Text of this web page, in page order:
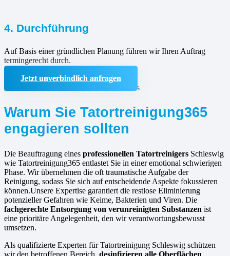
4. Durchführung
Auf Basis einer gründlichen Planung führen wir Ihren Auftrag
termingerecht durch.
Jetzt unverbindlich anfragen
Warum Sie Tatortreinigung365
engagieren sollten
Die Beauftragung eines professionellen Tatortreinigers Schleswig
wie Tatortreinigung365 entlastet Sie in einer emotional schwierigen
Phase. Wir übernehmen die oft traumatische Aufgabe der
Reinigung, sodass Sie sich auf entscheidende Aspekte fokussieren
können.Unsere Expertise garantiert die restlose Eliminierung
potenzieller Gefahren wie Keime, Bakterien und Viren. Die
fachgerechte Entsorgung von verunreinigten Substanzen ist
eine prioritäre Angelegenheit, den wir verantwortungsbewusst
umsetzen.
Als qualifizierte Experten für Tatortreinigung Schleswig schützen
wir den betroffenen Bereich, desinfizieren alle Oberflächen